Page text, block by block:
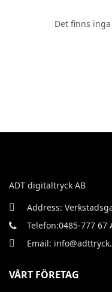
Det finns
ADT digitaltryck AB
Address:
Telefon:0485-777 67
Email:
VÅRT FÖRETAG